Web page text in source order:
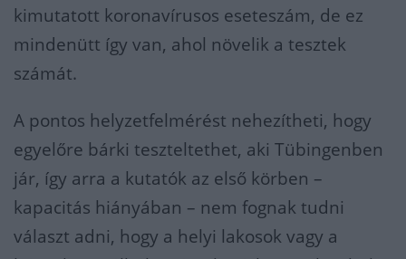
kimutatott koronavírusos eseteszám, de ez
mindenütt így van, ahol növelik a tesztek
számát.
A pontos helyzetfelmérést nehezítheti, hogy
egyelőre bárki teszteltethet, aki Tübingenben
jár, így arra a kutatók az első körben –
kapacitás hiányában – nem fognak tudni
választ adni, hogy a helyi lakosok vagy a